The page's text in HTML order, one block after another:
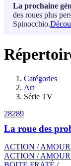
La prochaine
des roues plus
Spinocchio.
Catégories
Art
Série TV
28289
La roue des
ACTION /
ACTION /